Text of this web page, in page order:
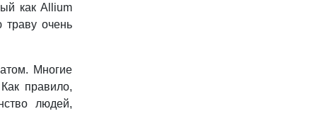
как Allium
траву очень
Многие
правило,
людей,